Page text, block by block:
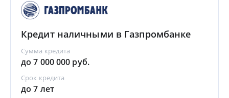
Кредит наличными в Газпромбанке
Сумма кредита
до 7 000 000 руб.
Срок кредита
до 7 лет